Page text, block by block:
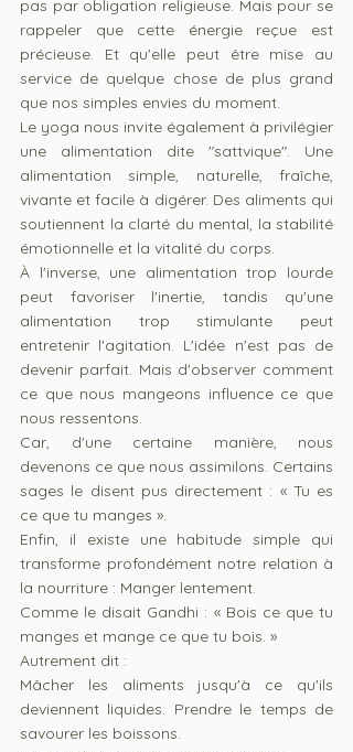
pas par obligation religieuse. Mais pour se
rappeler que cette énergie reçue est
précieuse.
Et qu'elle peut être mise au
service de quelque chose de plus grand
que nos simples envies du moment.
Le yoga nous invite également à privilégier
une alimentation dite "sattvique". Une
alimentation simple, naturelle, fraîche,
vivante et facile à digérer. Des aliments qui
soutiennent la clarté du mental, la stabilité
émotionnelle et la vitalité du corps.
À l'inverse, une alimentation trop lourde
peut favoriser l'inertie, tandis qu'une
alimentation trop stimulante peut
entretenir l'agitation. L'idée n'est pas de
devenir parfait. Mais d'observer comment
ce que nous mangeons influence ce que
nous ressentons.
Car, d'une certaine manière, nous
devenons ce que nous assimilons. Certains
sages le disent pus directement : « Tu es
ce que tu manges ».
Enfin, il existe une habitude simple qui
transforme profondément notre relation à
la nourriture : Manger lentement.
Comme le disait Gandhi : « Bois ce que tu
manges et mange ce que tu bois. »
Autrement dit :
Mâcher les aliments jusqu'à ce qu'ils
deviennent liquides. Prendre le temps de
savourer les boissons.